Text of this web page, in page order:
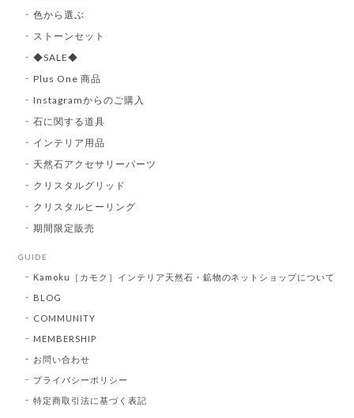
色から選ぶ
ストーンセット
◆SALE◆
Plus One 商品
Instagramからのご購入
石に関する道具
インテリア用品
天然石アクセサリーパーツ
クリスタルグリッド
クリスタルヒーリング
期間限定販売
GUIDE
Kamoku［カモク］インテリア天然石・鉱物のネットショップについて
BLOG
COMMUNITY
MEMBERSHIP
お問い合わせ
プライバシーポリシー
特定商取引法に基づく表記